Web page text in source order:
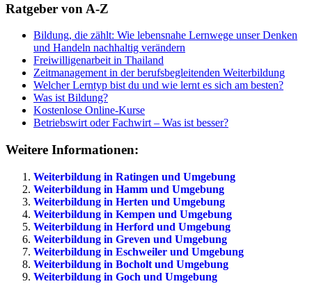
Ratgeber von A-Z
Bildung, die zählt: Wie lebensnahe Lernwege unser Denken
und Handeln nachhaltig verändern
Freiwilligenarbeit in Thailand
Zeitmanagement in der berufsbegleitenden Weiterbildung
Welcher Lerntyp bist du und wie lernt es sich am besten?
Was ist Bildung?
Kostenlose Online-Kurse
Betriebswirt oder Fachwirt – Was ist besser?
Weitere Informationen:
Weiterbildung in Ratingen und Umgebung
Weiterbildung in Hamm und Umgebung
Weiterbildung in Herten und Umgebung
Weiterbildung in Kempen und Umgebung
Weiterbildung in Herford und Umgebung
Weiterbildung in Greven und Umgebung
Weiterbildung in Eschweiler und Umgebung
Weiterbildung in Bocholt und Umgebung
Weiterbildung in Goch und Umgebung